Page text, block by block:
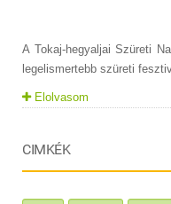
A Tokaj-hegyaljai Szüreti
legelismertebb szüreti
Elolvasom
CIMKÉK